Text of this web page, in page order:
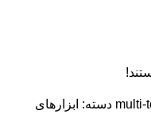
multi- دسته: ابزارهای